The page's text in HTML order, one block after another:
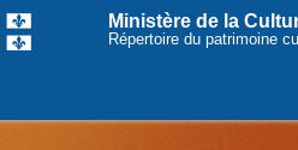
Ministère de la
Répertoire du patrimoine